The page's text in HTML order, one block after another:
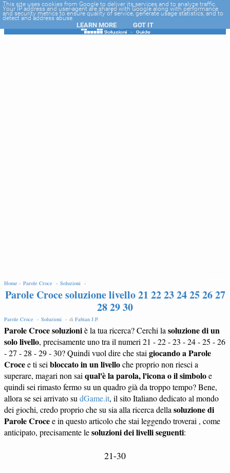
-->
Home - Parole Croce - Soluzioni -
Parole Croce soluzione livello 21 22 23 24 25 26 27
28 29 30
Parole Croce - Soluzioni - di Fabian J.P.
Parole Croce soluzioniè la tua ricerca? Cerchi la soluzione di un
solo livello, precisamente uno tra il numeri 21 - 22 - 23 - 24 - 25 - 26
- 27 - 28 - 29 - 30? Quindi vuol dire che stai giocando a Parole
Crocee ti sei bloccato in un livelloche proprio non riesci a
superare, magari non sai qual'è la parola, l'icona o il simboloe
quindi sei rimasto fermo su un quadro già da troppo tempo? Bene,
allora se sei arrivato su dGame.it, il sito Italiano dedicato al mondo
dei giochi, credo proprio che su sia alla ricerca della soluzione di
Parole Crocee in questo articolo che stai leggendo troverai , come
anticipato, precisamente lesoluzioni dei livelli seguenti:
21-30
This site uses cookies from Google to deliver its services and to analyze traffic.
Your IP address and user-agent are shared with Google along with performance
and security metrics to ensure quality of service, generate usage statistics, and to
detect and address abuse.
LEARN MORE GOT IT